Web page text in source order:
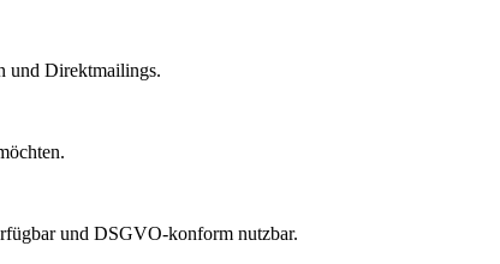
und Direktmailings.
und DSGVO-konform nutzbar.